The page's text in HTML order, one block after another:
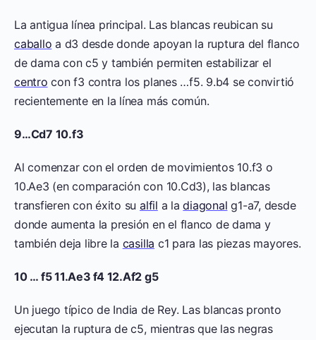
La antigua línea principal. Las blancas reubican su
caballo a d3 desde donde apoyan la ruptura del flanco
de dama con c5 y también permiten estabilizar el
centro con f3 contra los planes …f5. 9.b4 se convirtió
recientemente en la línea más común.
9…Cd7 10.f3
Al comenzar con el orden de movimientos 10.f3 o
10.Ae3 (en comparación con 10.Cd3), las blancas
transfieren con éxito su alfil a ladiagonal g1-a7, desde
donde aumenta la presión en el flanco de dama y
también deja libre la casilla c1 para las piezas mayores.
10 … f5 11.Ae3 f4 12.Af2 g5
Un juego típico de India de Rey. Las blancas pronto
ejecutan la ruptura de c5, mientras que las negras